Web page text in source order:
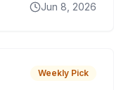
Jun 8, 2026
Weekly Pick